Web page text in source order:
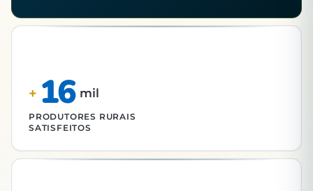
+ 16 mil
PRODUTORES RURAIS
SATISFEITOS